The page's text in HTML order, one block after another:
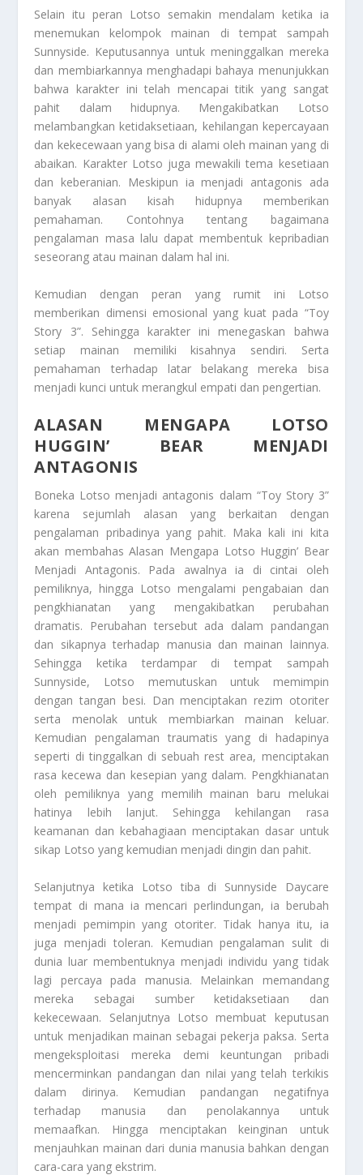
Selain itu peran Lotso semakin mendalam ketika ia
menemukan kelompok mainan di tempat sampah
Sunnyside. Keputusannya untuk meninggalkan mereka
dan membiarkannya menghadapi bahaya menunjukkan
bahwa karakter ini telah mencapai titik yang sangat
pahit dalam hidupnya. Mengakibatkan Lotso
melambangkan ketidaksetiaan, kehilangan kepercayaan
dan kekecewaan yang bisa di alami oleh mainan yang di
abaikan. Karakter Lotso juga mewakili tema kesetiaan
dan keberanian. Meskipun ia menjadi antagonis ada
banyak alasan kisah hidupnya memberikan
pemahaman. Contohnya tentang bagaimana
pengalaman masa lalu dapat membentuk kepribadian
seseorang atau mainan dalam hal ini.
Kemudian dengan peran yang rumit ini Lotso
memberikan dimensi emosional yang kuat pada “Toy
Story 3”. Sehingga karakter ini menegaskan bahwa
setiap mainan memiliki kisahnya sendiri. Serta
pemahaman terhadap latar belakang mereka bisa
menjadi kunci untuk merangkul empati dan pengertian.
ALASAN MENGAPA LOTSO
HUGGIN’ BEAR MENJADI
ANTAGONIS
Boneka Lotso menjadi antagonis dalam “Toy Story 3”
karena sejumlah alasan yang berkaitan dengan
pengalaman pribadinya yang pahit. Maka kali ini kita
akan membahasAlasan Mengapa Lotso Huggin’ Bear
Menjadi Antagonis. Pada awalnya ia di cintai oleh
pemiliknya, hingga Lotso mengalami pengabaian dan
pengkhianatan yang mengakibatkan perubahan
dramatis. Perubahan tersebut ada dalam pandangan
dan sikapnya terhadap manusia dan mainan lainnya.
Sehingga ketika terdampar di tempat sampah
Sunnyside, Lotso memutuskan untuk memimpin
dengan tangan besi. Dan menciptakan rezim otoriter
serta menolak untuk membiarkan mainan keluar.
Kemudian pengalaman traumatis yang di hadapinya
seperti di tinggalkan di sebuah rest area, menciptakan
rasa kecewa dan kesepian yang dalam. Pengkhianatan
oleh pemiliknya yang memilih mainan baru melukai
hatinya lebih lanjut. Sehingga kehilangan rasa
keamanan dan kebahagiaan menciptakan dasar untuk
sikap Lotso yang kemudian menjadi dingin dan pahit.
Selanjutnya ketika Lotso tiba di Sunnyside Daycare
tempat di mana ia mencari perlindungan, ia berubah
menjadi pemimpin yang otoriter. Tidak hanya itu, ia
juga menjadi toleran. Kemudian pengalaman sulit di
dunia luar membentuknya menjadi individu yang tidak
lagi percaya pada manusia. Melainkan memandang
mereka sebagai sumber ketidaksetiaan dan
kekecewaan. Selanjutnya Lotso membuat keputusan
untuk menjadikan mainan sebagai pekerja paksa. Serta
mengeksploitasi mereka demi keuntungan pribadi
mencerminkan pandangan dan nilai yang telah terkikis
dalam dirinya. Kemudian pandangan negatifnya
terhadap manusia dan penolakannya untuk
memaafkan. Hingga menciptakan keinginan untuk
menjauhkan mainan dari dunia manusia bahkan dengan
cara-cara yang ekstrim.